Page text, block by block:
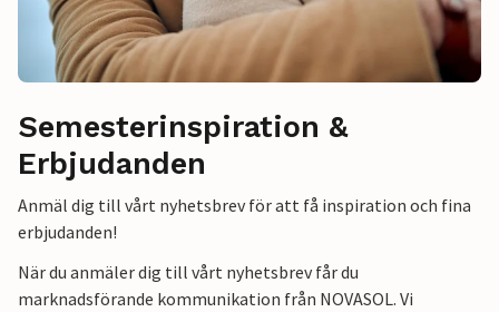
Semesterinspiration &
Erbjudanden
Anmäl dig till vårt nyhetsbrev för att få inspiration och fina
erbjudanden!
När du anmäler dig till vårt nyhetsbrev får du
marknadsförande kommunikation från NOVASOL. Vi